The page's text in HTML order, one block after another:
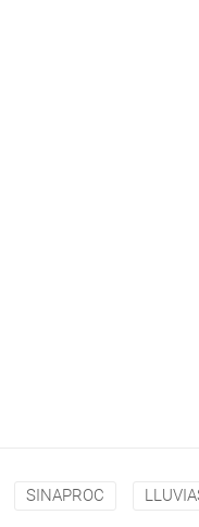
SINAPROC